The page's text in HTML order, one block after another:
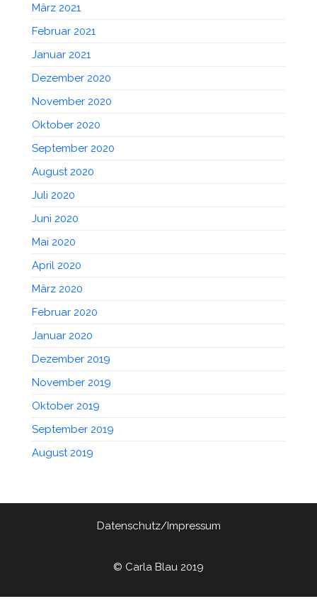
März 2021
Februar 2021
Januar 2021
Dezember 2020
November 2020
Oktober 2020
September 2020
August 2020
Juli 2020
Juni 2020
Mai 2020
April 2020
März 2020
Februar 2020
Januar 2020
Dezember 2019
November 2019
Oktober 2019
September 2019
August 2019
Datenschutz/Impressum
© Carla Blau 2019